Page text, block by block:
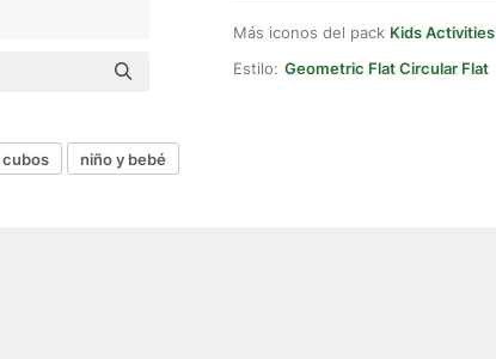
Más iconos del pack Kids Activities
Estilo: Geometric Flat Circular Flat
cubos niño y bebé